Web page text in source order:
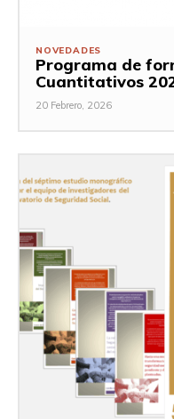
NOVEDADES
Programa de
Cuantitativos
20 Febrero, 2026